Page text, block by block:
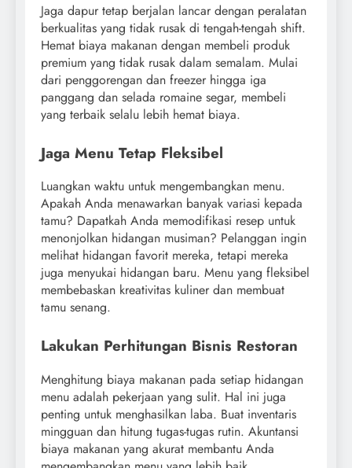
Jaga dapur tetap berjalan lancar dengan peralatan
berkualitas yang tidak rusak di tengah-tengah shift.
Hemat biaya makanan dengan membeli produk
premium yang tidak rusak dalam semalam. Mulai
dari penggorengan dan freezer hingga iga
panggang dan selada romaine segar, membeli
yang terbaik selalu lebih hemat biaya.
Jaga Menu Tetap Fleksibel
Luangkan waktu untuk mengembangkan menu.
Apakah Anda menawarkan banyak variasi kepada
tamu? Dapatkah Anda memodifikasi resep untuk
menonjolkan hidangan musiman? Pelanggan ingin
melihat hidangan favorit mereka, tetapi mereka
juga menyukai hidangan baru. Menu yang fleksibel
membebaskan kreativitas kuliner dan membuat
tamu senang.
Lakukan Perhitungan Bisnis Restoran
Menghitung biaya makanan pada setiap hidangan
menu adalah pekerjaan yang sulit. Hal ini juga
penting untuk menghasilkan laba. Buat inventaris
mingguan dan hitung tugas-tugas rutin. Akuntansi
biaya makanan yang akurat membantu Anda